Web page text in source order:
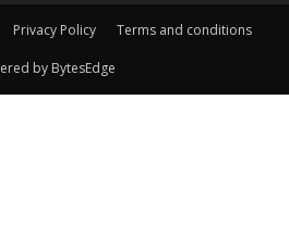
Privacy Policy Terms and conditions
by BytesEdge